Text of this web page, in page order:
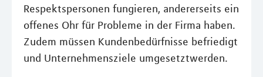
Respektspersonen fungieren, andererseits ein
offenes Ohr für Probleme in der Firma haben.
Zudem müssen Kundenbedürfnisse befriedigt
und Unternehmensziele umgesetztwerden.